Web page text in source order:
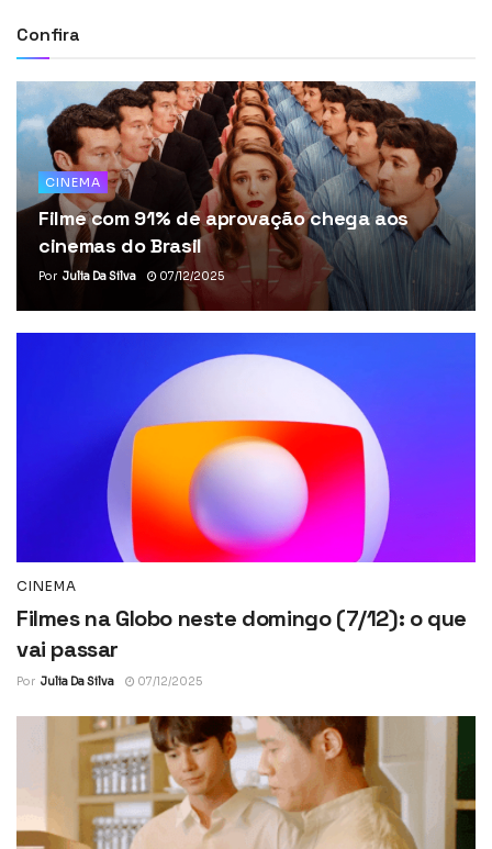
Confira
CINEMA
Filme com 91% de aprovação chega aos
cinemas do Brasil
Por Julia Da Silva 07/12/2025
CINEMA
Filmes na Globo neste domingo (7/12): o que
vai passar
Por Julia Da Silva 07/12/2025